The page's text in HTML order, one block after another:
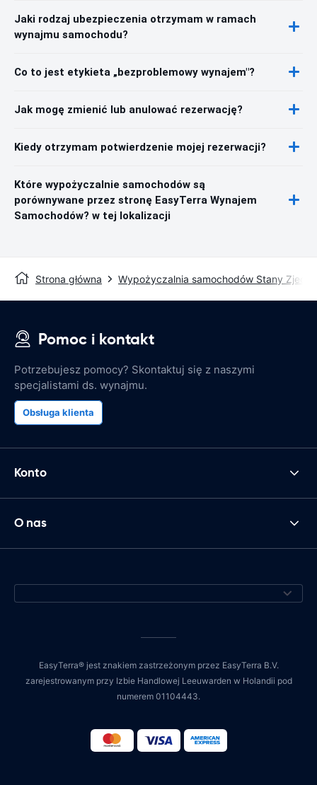
Jaki rodzaj ubezpieczenia otrzymam w ramach
wynajmu samochodu?
Co to jest etykieta „bezproblemowy wynajem"?
Jak mogę zmienić lub anulować rezerwację?
Kiedy otrzymam potwierdzenie mojej rezerwacji?
Które wypożyczalnie samochodów są
porównywane przez stronę EasyTerra Wynajem
Samochodów? w tej lokalizacji
Strona główna Wypożyczalnia samochodów Stany
Pomoc i kontakt
Potrzebujesz pomocy? Skontaktuj się z naszymi
specjalistami ds. wynajmu.
Obsługa klienta
Konto
O nas
EasyTerra® jest znakiem zastrzeżonym przez EasyTerra B.V.
zarejestrowanym przy Izbie Handlowej Leeuwarden w Holandii pod
numerem 01104443.